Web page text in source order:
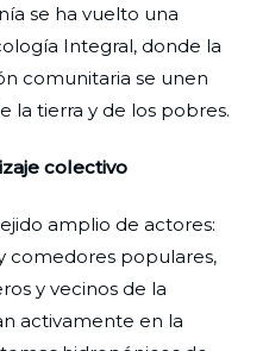
se ha vuelto una
Integral, donde la
comunitaria se unen
la tierra y de los pobres.
colectivo
amplio de actores:
comedores populares,
y vecinos de la
activamente en la